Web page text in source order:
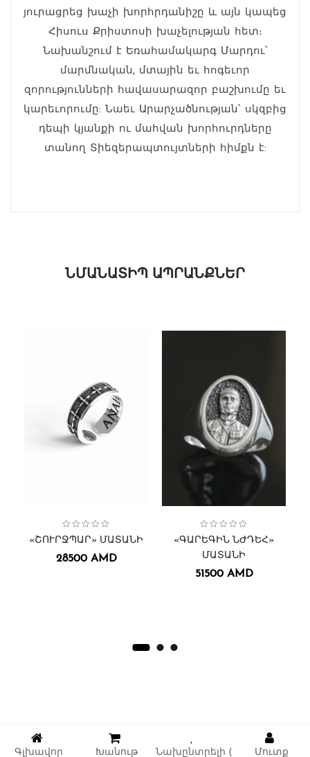
յուրացրեց խաչի խորհրդանիշը և այն կապեց
Հիսուս Քրիստոսի խաչելության հետ։
Նախանշում է Եռահամակարգ Մարդու՝
մարմնական, մտային եւ հոգեւոր
զորությունների հավասարազոր բաշխումը եւ
կարեւորումը: Նաեւ Արարչածնության՝ սկզբից
դեպի կյանքի ու մահվան խորհուրդները
տանող Տիեզերապտույտների հիմքն է:
ՆՄԱՆԱՏԻՊ ԱՊՐԱՆՔՆԵՐ
«ՇՈՒՐՋՊԱՐ» ՄԱՏԱՆԻ
28500 AMD
Collection:
Դիմաքանդակներ,
Մատանիներ
«ԳԱՐԵԳԻՆ ՆԺԴԵՀ»
ՄԱՏԱՆԻ
51500 AMD
Գլխավոր Խանութ Նախընտրելի ( Մուտք